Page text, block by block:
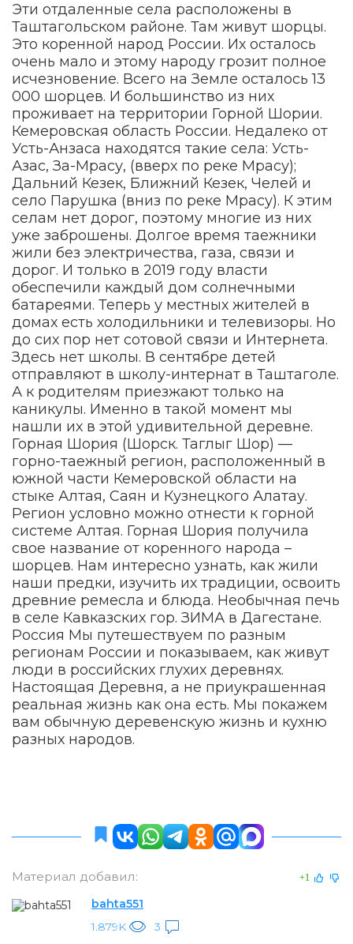
Эти отдаленные села расположены в
Таштагольском районе. Там живут шорцы.
Это коренной народ России. Их осталось
очень мало и этому народу грозит полное
исчезновение. Всего на Земле осталось 13
000 шорцев. И большинство из них
проживает на территории Горной Шории.
Кемеровская область России. Недалеко от
Усть-Анзаса находятся такие села: Усть-
Азас, За-Мрасу, (вверх по реке Мрасу);
Дальний Кезек, Ближний Кезек, Челей и
село Парушка (вниз по реке Мрасу). К этим
селам нет дорог, поэтому многие из них
уже заброшены. Долгое время таежники
жили без электричества, газа, связи и
дорог. И только в 2019 году власти
обеспечили каждый дом солнечными
батареями. Теперь у местных жителей в
домах есть холодильники и телевизоры. Но
до сих пор нет сотовой связи и Интернета.
Здесь нет школы. В сентябре детей
отправляют в школу-интернат в Таштаголе.
А к родителям приезжают только на
каникулы. Именно в такой момент мы
нашли их в этой удивительной деревне.
Горная Шория (Шорск. Таглыг Шор) —
горно-таежный регион, расположенный в
южной части Кемеровской области на
стыке Алтая, Саян и Кузнецкого Алатау.
Регион условно можно отнести к горной
системе Алтая. Горная Шория получила
свое название от коренного народа –
шорцев. Нам интересно узнать, как жили
наши предки, изучить их традиции, освоить
древние ремесла и блюда. Необычная печь
в селе Кавказских гор. ЗИМА в Дагестане.
Россия Мы путешествуем по разным
регионам России и показываем, как живут
люди в российских глухих деревнях.
Настоящая Деревня, а не приукрашенная
реальная жизнь как она есть. Мы покажем
вам обычную деревенскую жизнь и кухню
разных народов.
Материал добавил: +1
bahta551
1.879K
3